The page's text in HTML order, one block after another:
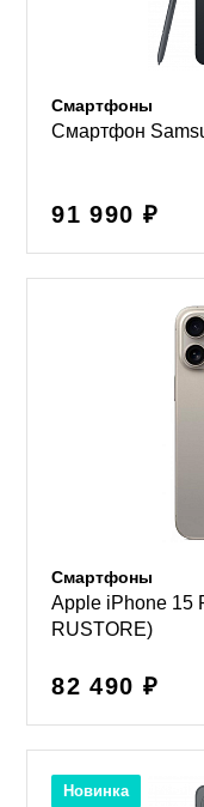
Смартфоны
Смартфон
91 990 ₽
Смартфоны
Apple iPhone 15
RUSTORE)
82 490 ₽
Новинка